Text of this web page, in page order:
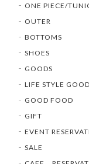
ONE PIECE/
OUTER
BOTTOMS
SHOES
GOODS
LIFE STYLE
GOOD FOOD
GIFT
EVENT
SALE